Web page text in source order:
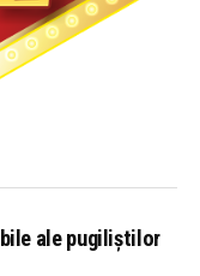
ale pugiliștilor